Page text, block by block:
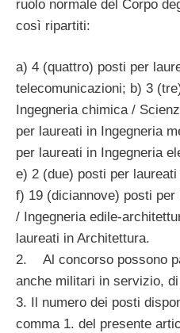
ruolo normale del Corpo
così ripartiti:
a) 4 (quattro) posti per
telecomunicazioni; b) 3
Ingegneria chimica /
per laureati in Ingegneria
per laureati in Ingegneria
e) 2 (due) posti per
f) 19 (diciannove) posti
/ Ingegneria edile-
laureati in Architettura.
2. Al concorso possono
anche militari in servizio,
3. Il numero dei posti
comma 1. del presente